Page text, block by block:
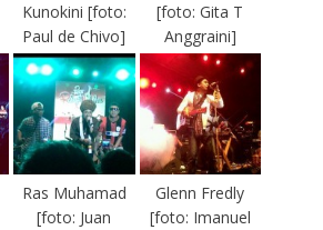
Kunokini [foto:
Paul de Chivo]
[foto: Gita T
Anggraini]
Ras Muhamad
[foto: Juan
Glenn Fredly
[foto: Imanuel